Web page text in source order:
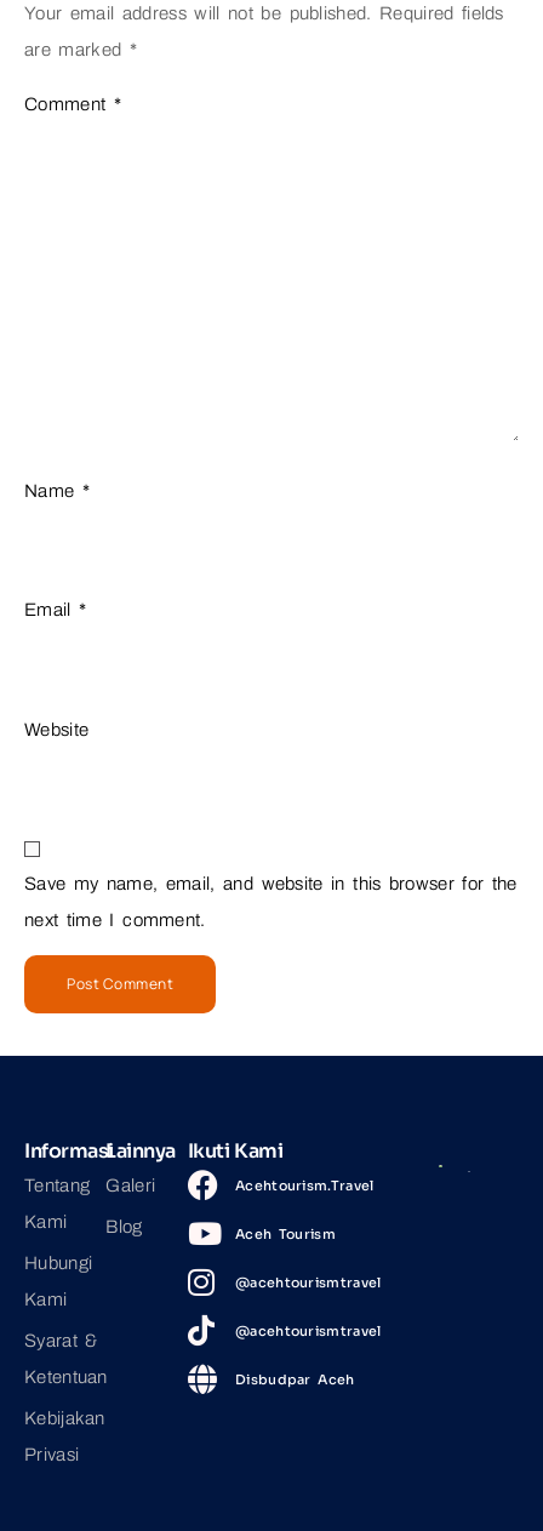
Your email address will not be published. Required fields
are marked *
Comment *
Name *
Email *
Website
Save my name, email, and website in this browser for the
next time I comment.
Informasi
Tentang
Kami
Hubungi
Kami
Syarat &
Ketentuan
Kebijakan
Privasi
Lainnya
Galeri
Blog
Ikuti Kami
Acehtourism.Travel
Aceh Tourism
@acehtourismtravel
@acehtourismtravel
Disbudpar Aceh